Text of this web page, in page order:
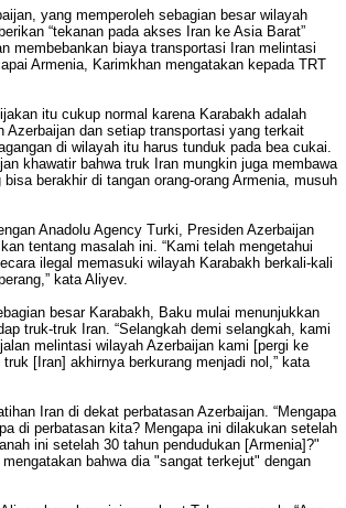
yang memperoleh sebagian besar wilayah
“tekanan pada akses Iran ke Asia Barat”
membebankan biaya transportasi Iran melintasi
Armenia, Karimkhan mengatakan kepada TRT
itu cukup normal karena Karabakh adalah
Azerbaijan dan setiap transportasi yang terkait
di wilayah itu harus tunduk pada bea cukai.
khawatir bahwa truk Iran mungkin juga membawa
berakhir di tangan orang-orang Armenia, musuh
Anadolu Agency Turki, Presiden Azerbaijan
tentang masalah ini. “Kami telah mengetahui
ilegal memasuki wilayah Karabakh berkali-kali
kata Aliyev.
besar Karabakh, Baku mulai menunjukkan
truk-truk Iran. “Selangkah demi selangkah, kami
melintasi wilayah Azerbaijan kami [pergi ke
[Iran] akhirnya berkurang menjadi nol,” kata
Iran di dekat perbatasan Azerbaijan. “Mengapa
di perbatasan kita? Mengapa ini dilakukan setelah
ini setelah 30 tahun pendudukan [Armenia]?"
bahwa dia "sangat terkejut" dengan